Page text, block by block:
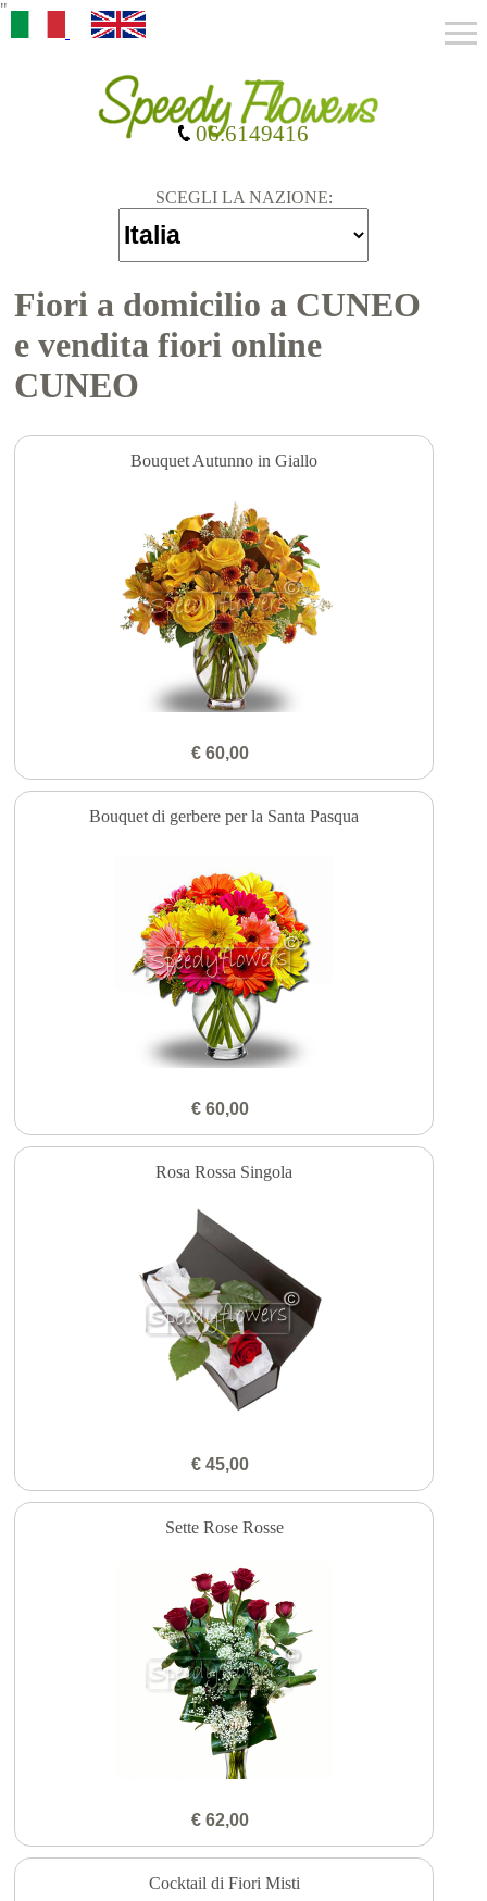
"
SCEGLI LA NAZIONE:
06.6149416
Fiori a domicilio a CUNEO
e vendita fiori online
CUNEO
Bouquet Autunno in Giallo
€ 60,00
Bouquet di gerbere per la Santa Pasqua
€ 60,00
Rosa Rossa Singola
€ 45,00
Sette Rose Rosse
€ 62,00
Cocktail di Fiori Misti